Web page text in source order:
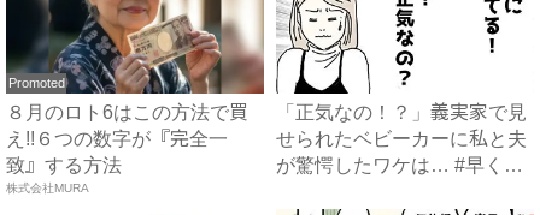
Promoted
８月のロト6はこの方法で買
え!!６つの数字が『完全一
致』する方法
株式会社MURA
「正気なの！？」義実家で見
せられたベビーカーに私と夫
が驚愕したワケは… #早く